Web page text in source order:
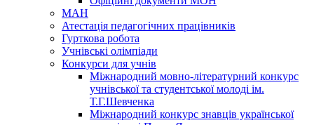
МАН
Атестація педагогічних працівників
Гурткова робота
Учнівські олімпіади
Конкурси для учнів
Мiжнародний мовно-літературний конкурс
учнiвської та студентської молодi iм.
Т.Г.Шевченка
Міжнародний конкурс знавців української